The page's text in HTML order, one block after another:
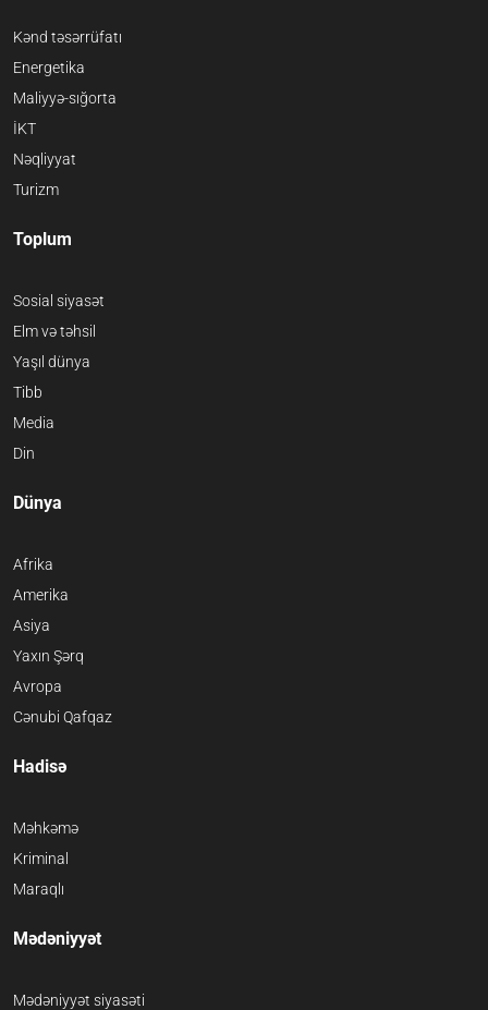
Kənd təsərrüfatı
Energetika
Maliyyə-sığorta
İKT
Nəqliyyat
Turizm
Toplum
Sosial siyasət
Elm və təhsil
Yaşıl dünya
Tibb
Media
Din
Dünya
Afrika
Amerika
Asiya
Yaxın Şərq
Avropa
Cənubi Qafqaz
Hadisə
Məhkəmə
Kriminal
Maraqlı
Mədəniyyət
Mədəniyyət siyasəti